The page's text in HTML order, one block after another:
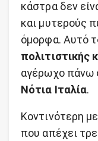
κάστρα δεν
και μυτερούς
όμορφα. Αυτό
πολιτιστικής
αγέρωχο πάνω
Νότια Ιταλία.
Κοντινότερη
που απέχει